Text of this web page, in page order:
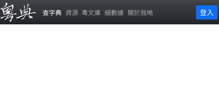
查字典 資源 粵文庫 細數據 關於我哋 登入